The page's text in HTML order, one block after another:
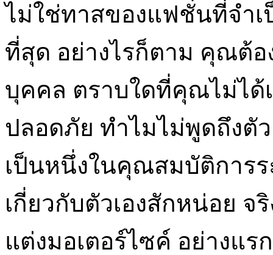
ไม่ใช่ทาสของแฟชั่นที่จำ
ที่สุด อย่างไรก็ตาม คุณต้
บุคคล ตราบใดที่คุณไม่ได้
ปลอดภัย ทำไมไม่พูดถึงตั
เป็นหนึ่งในคุณสมบัติการ
เกี่ยวกับตัวเองสักหน่อย จ
แต่งมอเตอร์ไซค์ อย่างแ